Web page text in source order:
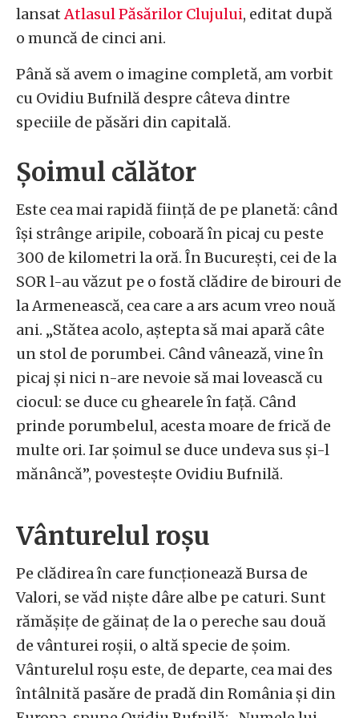
lansatAtlasul Păsărilor Clujului, editat după
o muncă de cinci ani.
Până să avem o imagine completă, am vorbit
cu Ovidiu Bufnilă despre câteva dintre
speciile de păsări din capitală.
Șoimul călător
Este cea mai rapidă ființă de pe planetă: când
își strânge aripile, coboară în picaj cu peste
300 de kilometri la oră. În București, cei de la
SOR l-au văzut pe o fostă clădire de birouri de
la Armenească, cea care a ars acum vreo nouă
ani. „Stătea acolo, aștepta să mai apară câte
un stol de porumbei. Când vânează, vine în
picaj și nici n-are nevoie să mai lovească cu
ciocul: se duce cu ghearele în față. Când
prinde porumbelul, acesta moare de frică de
multe ori. Iar șoimul se duce undeva sus și-l
mănâncă”, povestește Ovidiu Bufnilă.
Vânturelul roșu
Pe clădirea în care funcționează Bursa de
Valori, se văd niște dâre albe pe caturi. Sunt
rămășițe de găinaț de la o pereche sau două
de vânturei roșii, o altă specie de șoim.
Vânturelul roșu este, de departe, cea mai des
întâlnită pasăre de pradă din România și din